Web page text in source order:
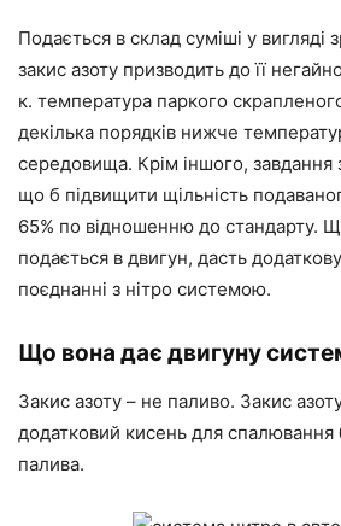
Подається в склад суміші у вигляді
закис азоту призводить до її
к. температура паркого
декілька порядків нижче
середовища. Крім іншого, завдання
що б підвищити щільність
65% по відношенню до стандарту.
подається в двигун, дасть
поєднанні з нітро системою.
Що вона дає двигуну
Закис азоту – не паливо. Закис
додатковий кисень для спалювання
палива.